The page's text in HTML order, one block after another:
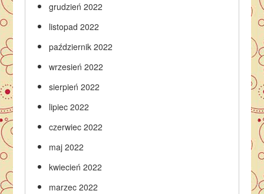
grudzień 2022
listopad 2022
październik 2022
wrzesień 2022
sierpień 2022
lipiec 2022
czerwiec 2022
maj 2022
kwiecień 2022
marzec 2022